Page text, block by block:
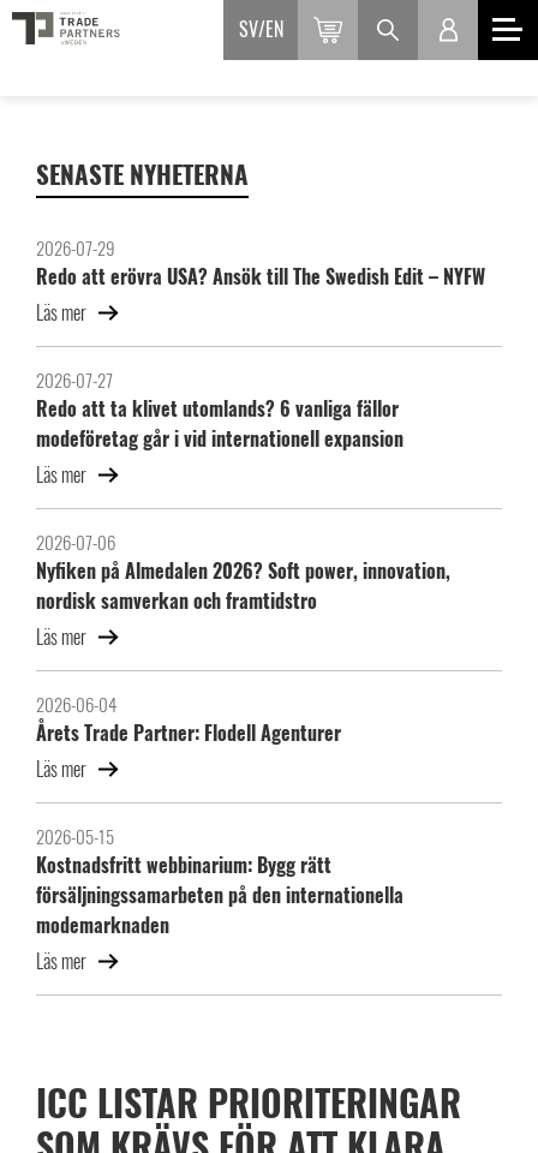
SV EN
SENASTE NYHETERNA
2026-07-29
Redo att erövra USA? Ansök till The Swedish Edit – NYFW
Läs mer
2026-07-27
Redo att ta klivet utomlands? 6 vanliga fällor
modeföretag går i vid internationell expansion
Läs mer
2026-07-06
Nyfiken på Almedalen 2026? Soft power, innovation,
nordisk samverkan och framtidstro
Läs mer
2026-06-04
Årets Trade Partner: Flodell Agenturer
Läs mer
2026-05-15
Kostnadsfritt webbinarium: Bygg rätt
försäljningssamarbeten på den internationella
modemarknaden
Läs mer
ICC LISTAR PRIORITERINGAR